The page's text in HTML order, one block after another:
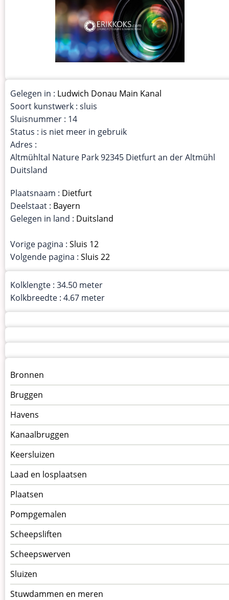
Gelegen in : Ludwich Donau Main Kanal
Soort kunstwerk : sluis
Sluisnummer : 14
Status : is niet meer in gebruik
Adres :
Altmühltal Nature Park 92345 Dietfurt an der Altmühl
Duitsland
Plaatsnaam : Dietfurt
Deelstaat : Bayern
Gelegen in land : Duitsland
Vorige pagina : Sluis 12
Volgende pagina : Sluis 22
Kolklengte : 34.50 meter
Kolkbreedte : 4.67 meter
Menu
kunstwerken
op
kunstwerkpagina
Bronnen
Bruggen
Havens
Kanaalbruggen
Keersluizen
Laad en losplaatsen
Plaatsen
Pompgemalen
Scheepsliften
Scheepswerven
Sluizen
Stuwdammen en meren